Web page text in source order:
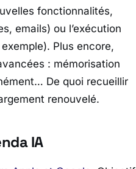
fonctionnalités,
emails) ou l’exécution
Plus encore,
: mémorisation
De quoi recueillir
renouvelé.
IA